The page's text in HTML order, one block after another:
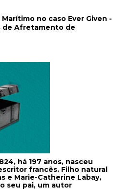
no caso Ever Given -
de Afretamento de
há 197 anos, nasceu
francês. Filho natural
e Marie-Catherine Labay,
seu pai, um autor